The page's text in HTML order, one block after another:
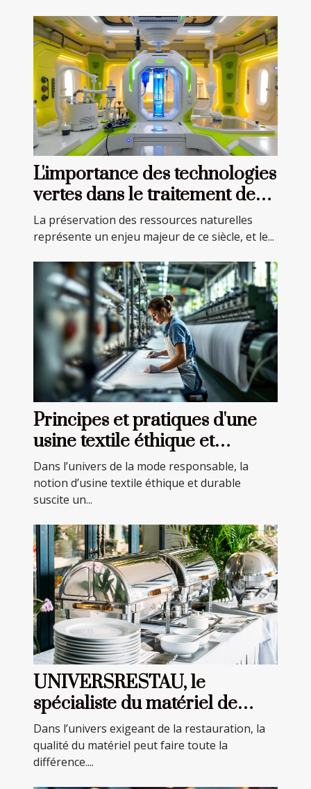
L'importance des technologies
vertes dans le traitement de
l'eau
La préservation des ressources naturelles
représente un enjeu majeur de ce siècle, et le...
Principes et pratiques d'une
usine textile éthique et
durable
Dans l’univers de la mode responsable, la
notion d’usine textile éthique et durable
suscite un...
UNIVERSRESTAU, le
spécialiste du matériel de
restauration professionnel
Dans l’univers exigeant de la restauration, la
qualité du matériel peut faire toute la
différence....